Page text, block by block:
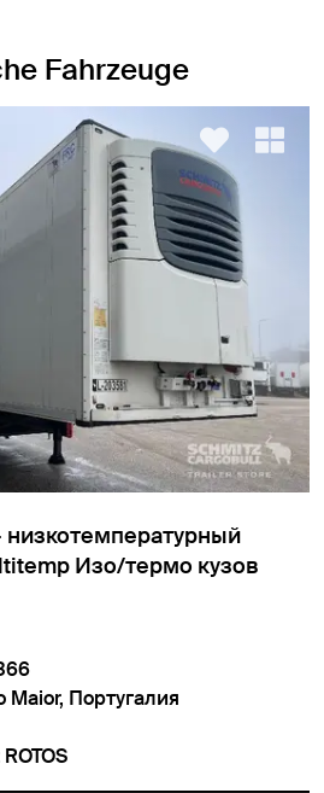
Fahrzeuge
- низкотемпературный
Cтандарт Изо/термо кузов
5459626
Padborg, Дания
ROTOS